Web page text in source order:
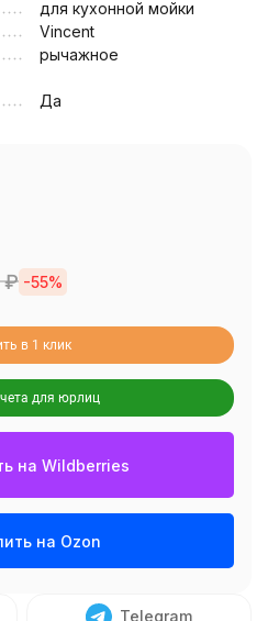
для кухонной мойки
Vincent
рычажное
Да
₽ -55%
в 1 клик
для юрлиц
на Wildberries
на Ozon
Telegram